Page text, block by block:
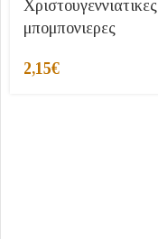
Χριστουγεννιατικες
μπομπονιερες
2,15€